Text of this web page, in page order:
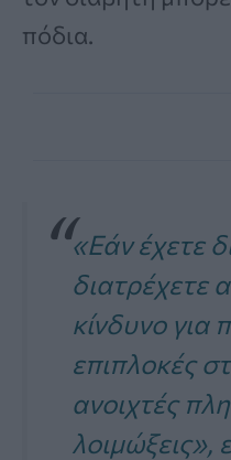
πόδια.
«Εάν έχετε
διατρέχετε
κίνδυνο για
επιπλοκές
ανοιχτές
λοιμώξεις»,